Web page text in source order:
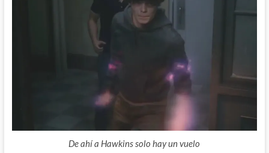
De ahí a Hawkins solo hay un vuelo